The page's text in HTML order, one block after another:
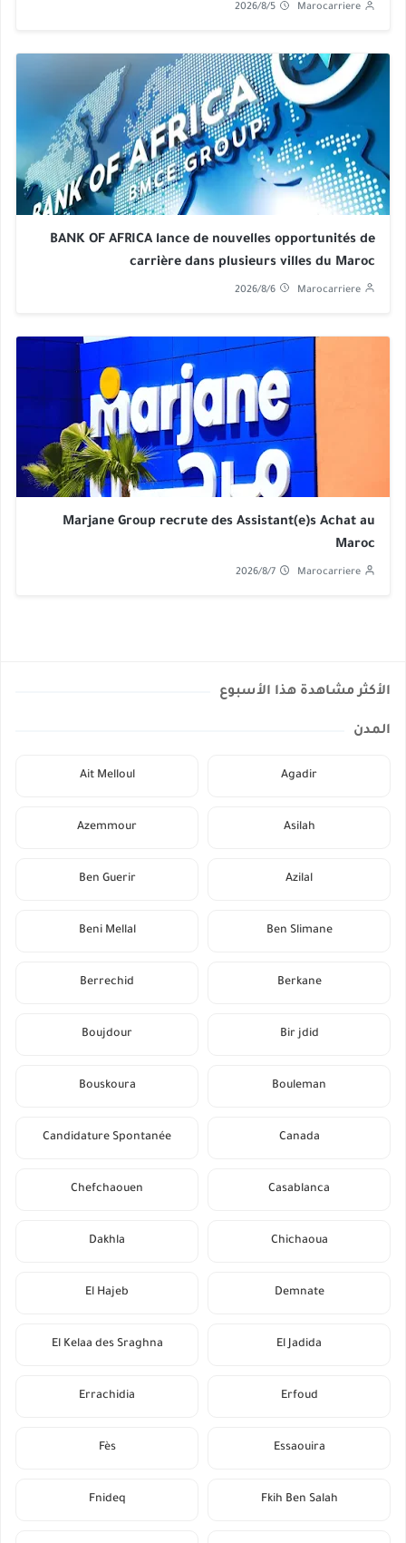
Marocarriere
2026/8/5
BANK OF AFRICA lance de nouvelles opportunités de
carrière dans plusieurs villes du Maroc
Marocarriere
2026/8/6
Marjane Group recrute des Assistant(e)s Achat au
Maroc
Marocarriere
2026/8/7
الأكثر مشاهدة هذا الأسبوع
المدن
Agadir
Ait Melloul
Asilah
Azemmour
Azilal
Ben Guerir
Ben Slimane
Beni Mellal
Berkane
Berrechid
Bir jdid
Boujdour
Bouleman
Bouskoura
Canada
Candidature Spontanée
Casablanca
Chefchaouen
Chichaoua
Dakhla
Demnate
El Hajeb
El Jadida
El Kelaa des Sraghna
Erfoud
Errachidia
Essaouira
Fès
Fkih Ben Salah
Fnideq